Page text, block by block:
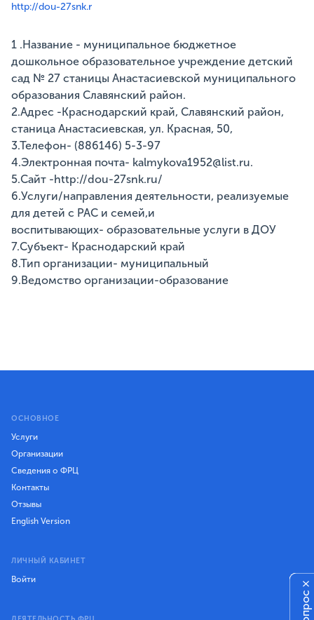
http://dou-27snk.r
1 .Название - муниципальное бюджетное
дошкольное образовательное учреждение детский
сад № 27 станицы Анастасиевской муниципального
образования Славянский район.
2.Адрес -Краснодарский край, Славянский район,
станица Анастасиевская, ул. Красная, 50,
3.Телефон- (886146) 5-3-97
4.Электронная почта- kalmykova1952@list.ru.
5.Сайт -http://dou-27snk.ru/
6.Услуги/направления деятельности, реализуемые
для детей с РАС и семей,и
воспитывающих- образовательные услуги в ДОУ
7.Субъект- Краснодарский край
8.Тип организации- муниципальный
9.Ведомство организации-образование
ОСНОВНОЕ
Услуги
Организации
Сведения о ФРЦ
Контакты
Отзывы
English Version
ЛИЧНЫЙ КАБИНЕТ
Войти ×